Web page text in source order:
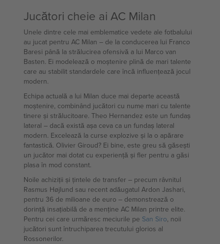
Jucători cheie ai AC Milan
Unele dintre cele mai emblematice vedete ale fotbalului
au jucat pentru AC Milan – de la conducerea lui Franco
Baresi până la strălucirea ofensivă a lui Marco van
Basten. Ei modelează o moștenire plină de mari talente
care au stabilit standardele care încă influențează jocul
modern.
Echipa actuală a lui Milan duce mai departe această
moștenire, combinând jucători cu nume mari cu talente
tinere și strălucitoare. Theo Hernandez este un fundaș
lateral – dacă există așa ceva ca un fundaș lateral
modern. Excelează la curse explozive și la o apărare
fantastică. Olivier Giroud? Ei bine, este greu să găsești
un jucător mai dotat cu experiență și fler pentru a găsi
plasa în mod constant.
Noile achiziții și țintele de transfer – precum râvnitul
Rasmus Højlund sau recent adăugatul Ardon Jashari,
pentru 36 de milioane de euro – demonstrează o
dorință insațiabilă de a menține AC Milan printre elite.
Pentru cei care urmăresc meciurile pe San Siro, noii
jucători sunt întruchiparea trecutului glorios al
Rossonerilor.